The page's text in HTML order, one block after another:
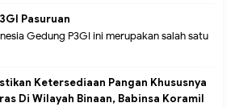
Pasuruan
Gedung P3GI ini merupakan salah satu
Ketersediaan Pangan Khususnya
Di Wilayah Binaan, Babinsa Koramil